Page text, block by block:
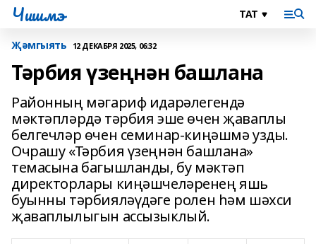
Чишмэ
Җәмгыять 12 ДЕКАБРЯ 2025, 06:32
Тәрбия үзеңнән башлана
Районның мәгариф идарәлегендә
мәктәпләрдә тәрбия эше өчен җаваплы
белгечләр өчен семинар-киңәшмә узды.
Очрашу «Тәрбия үзеңнән башлана»
темасына багышланды, бу мәктәп
директорлары киңәшчеләренең яшь
буынны тәрбияләүдәге ролен һәм шәхси
җаваплылыгын ассызыклый.